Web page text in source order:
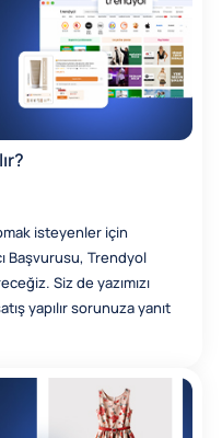
isteyenler için
Başvurusu, Trendyol
Siz de yazımızı
yapılır sorunuza yanıt